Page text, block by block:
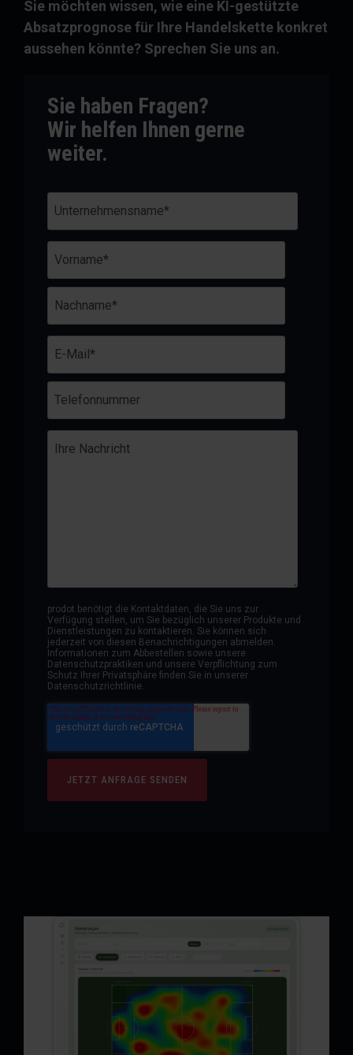
Sie möchten wissen, wie eine KI-gestützte
Absatzprognose für Ihre Handelskette konkret
aussehen könnte? Sprechen Sie uns an.
Sie haben Fragen?
Wir helfen Ihnen gerne
weiter.
prodot benötigt die Kontaktdaten, die Sie uns zur
Verfügung stellen, um Sie bezüglich unserer Produkte und
Dienstleistungen zu kontaktieren. Sie können sich
jederzeit von diesen Benachrichtigungen abmelden.
Informationen zum Abbestellen sowie unsere
Datenschutzpraktiken und unsere Verpflichtung zum
Schutz Ihrer Privatsphäre finden Sie in unserer
Datenschutzrichtlinie.